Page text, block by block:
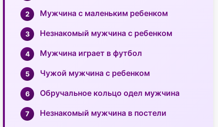
Мужчина с маленьким ребенком
Незнакомый мужчина с ребенком
Мужчина играет в футбол
Чужой мужчина с ребенком
Обручальное кольцо одел мужчина
Незнакомый мужчина в постели